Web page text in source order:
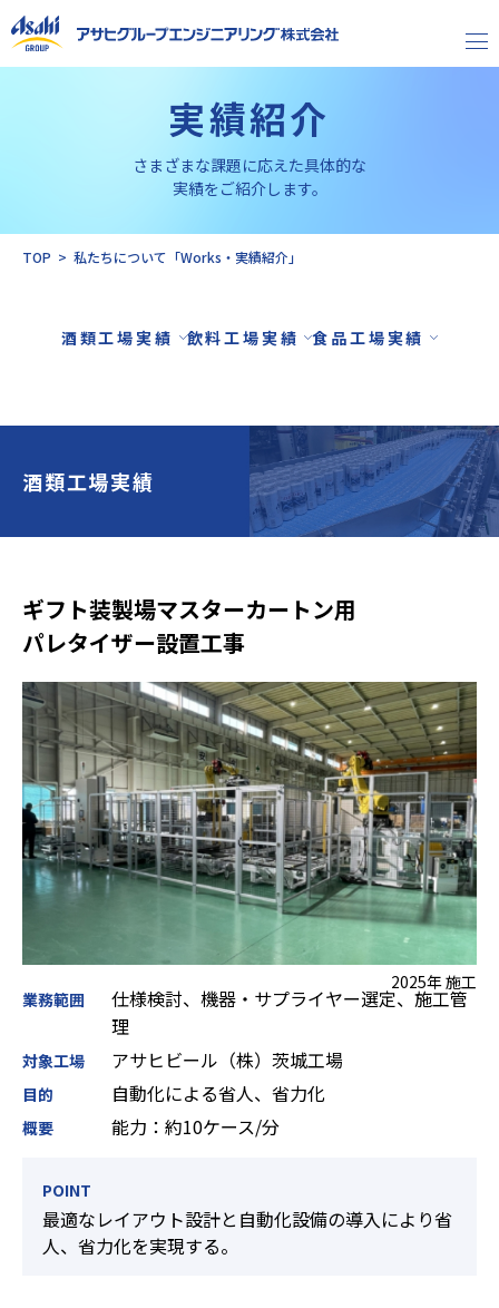
Asahi Group Philosophy
Works
概要
事業所
TOP 私たちについて「Works・実績紹介」
実績紹介
さまざまな課題に応えた具体的な
実績をご紹介します。
酒類工場実績 飲料工場実績 食品工場実績
酒類工場実績
ギフト装製場マスターカートン用
パレタイザー設置工事
2025年 施工
業務範囲
仕様検討、機器・サプライヤー選定、施工管
理
対象工場 アサヒビール（株）茨城工場
目的 自動化による省人、省力化
概要 能力：約10ケース/分
POINT
最適なレイアウト設計と自動化設備の導入により省
人、省力化を実現する。